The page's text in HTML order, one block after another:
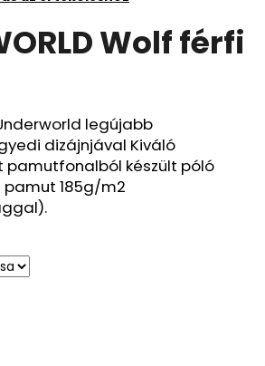
Wolf férfi
legújabb
dizájnjával Kiváló
pamutfonalból készült póló
pamut 185g/m2